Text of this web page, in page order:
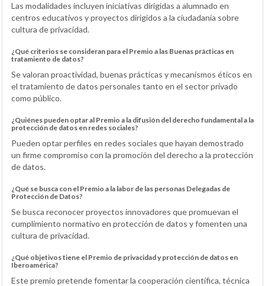
Las modalidades incluyen iniciativas dirigidas a alumnado en
centros educativos y proyectos dirigidos a la ciudadanía sobre
cultura de privacidad.
¿Qué criterios se consideran para el Premio a las Buenas prácticas en
tratamiento de datos?
Se valoran proactividad, buenas prácticas y mecanismos éticos en
el tratamiento de datos personales tanto en el sector privado
como público.
¿Quiénes pueden optar al Premio a la difusión del derecho fundamental a la
protección de datos en redes sociales?
Pueden optar perfiles en redes sociales que hayan demostrado
un firme compromiso con la promoción del derecho a la protección
de datos.
¿Qué se busca con el Premio a la labor de las personas Delegadas de
Protección de Datos?
Se busca reconocer proyectos innovadores que promuevan el
cumplimiento normativo en protección de datos y fomenten una
cultura de privacidad.
¿Qué objetivos tiene el Premio de privacidad y protección de datos en
Iberoamérica?
Este premio pretende fomentar la cooperación científica, técnica